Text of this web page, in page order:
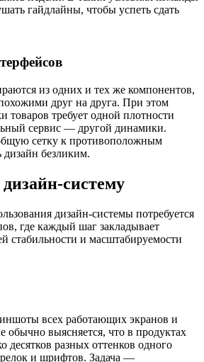
гайдлайны, чтобы успеть сдать
из одних и тех же компонентов,
друг на друга. При этом
товаров требует одной плотности
сервис — другой динамики.
сетку к противоположным
дизайн безликим.
систему
дизайн-системы потребуется
где каждый шаг закладывает
стабильности и масштабируемости
всех работающих экранов и
обычно выясняется, что в продуктах
десятков разных оттенков одного
и шрифтов. Задача —